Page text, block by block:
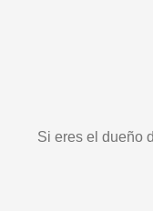
Si eres el dueño